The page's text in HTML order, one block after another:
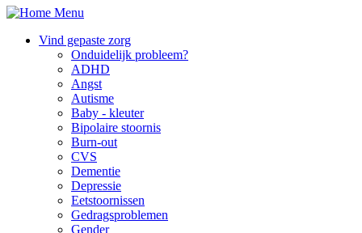
Menu
Vind gepaste zorg
Onduidelijk probleem?
ADHD
Angst
Autisme
Baby - kleuter
Bipolaire stoornis
Burn-out
CVS
Dementie
Depressie
Eetstoornissen
Gedragsproblemen
Gender